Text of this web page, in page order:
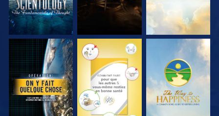
REGARDER REGARDER REGARDER